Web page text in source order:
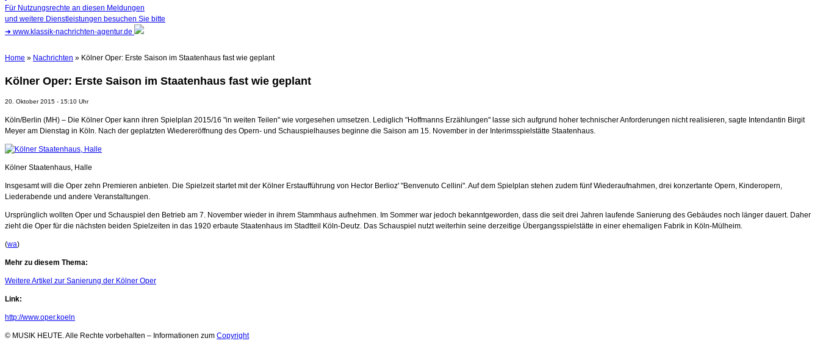
Für Nutzungsrechte an diesen Meldungen
und weitere Dienstleistungen besuchen Sie bitte
➜ www.klassik-nachrichten-agentur.de
Home » Nachrichten » Kölner Oper: Erste Saison im Staatenhaus fast wie geplant
Kölner Oper: Erste Saison im Staatenhaus fast wie geplant
20. Oktober 2015 - 15:10 Uhr
Köln/Berlin (MH) – Die Kölner Oper kann ihren Spielplan 2015/16 "in weiten Teilen" wie vorgesehen umsetzen. Lediglich "Hoffmanns Erzählungen" lasse sich aufgrund hoher technischer Anforderungen nicht realisieren, sagte Intendantin Birgit
Meyer am Dienstag in Köln. Nach der geplatzten Wiedereröffnung des Opern- und Schauspielhauses beginne die Saison am 15. November in der Interimsspielstätte Staatenhaus.
Kölner Staatenhaus, Halle
Insgesamt will die Oper zehn Premieren anbieten. Die Spielzeit startet mit der Kölner Erstaufführung von Hector Berlioz' "Benvenuto Cellini". Auf dem Spielplan stehen zudem fünf Wiederaufnahmen, drei konzertante Opern, Kinderopern,
Liederabende und andere Veranstaltungen.
Ursprünglich wollten Oper und Schauspiel den Betrieb am 7. November wieder in ihrem Stammhaus aufnehmen. Im Sommer war jedoch bekanntgeworden, dass die seit drei Jahren laufende Sanierung des Gebäudes noch länger dauert. Daher
zieht die Oper für die nächsten beiden Spielzeiten in das 1920 erbaute Staatenhaus im Stadtteil Köln-Deutz. Das Schauspiel nutzt weiterhin seine derzeitige Übergangsspielstätte in einer ehemaligen Fabrik in Köln-Mülheim.
(wa)
Mehr zu diesem Thema:
Weitere Artikel zur Sanierung der Kölner Oper
Link:
http://www.oper.koeln
© MUSIK HEUTE. Alle Rechte vorbehalten – Informationen zum Copyright